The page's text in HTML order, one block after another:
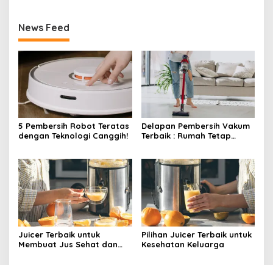
News Feed
5 Pembersih Robot Teratas
dengan Teknologi Canggih!
Delapan Pembersih Vakum
Terbaik : Rumah Tetap
Juicer Terbaik untuk
Membuat Jus Sehat dan
Pilihan Juicer Terbaik untuk
Kesehatan Keluarga